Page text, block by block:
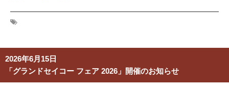
2026年6月15日
「グランドセイコー フェア 2026」開催のお知らせ